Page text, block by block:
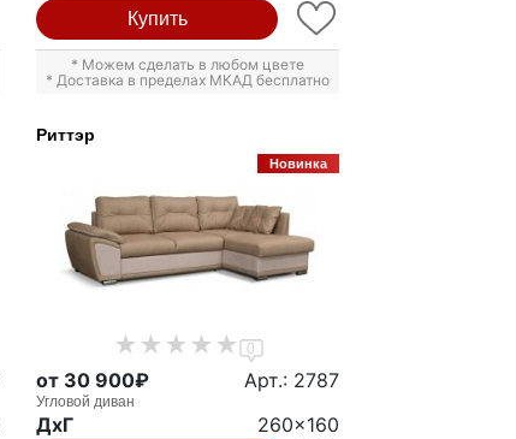
Купить
* Можем сделать в любом цвете
* Доставка в пределах МКАД бесплатно
Риттэр
Новинка
0
от 30 900₽ Арт.: 2787
Угловой диван
ДxГ 260x160